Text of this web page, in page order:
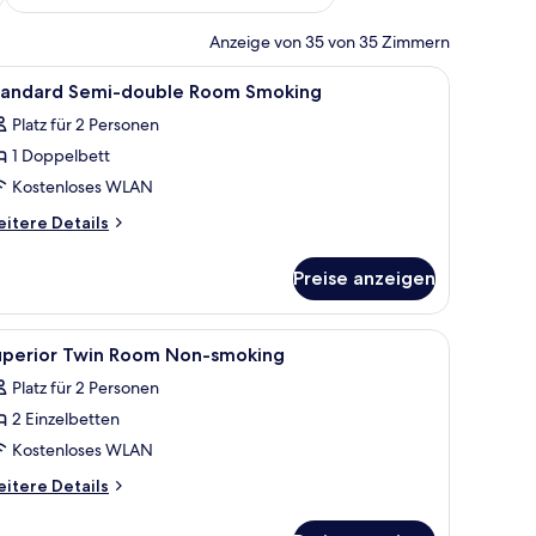
Anzeige von 35 von 35 Zimmern
Nachttisch mit Lampe, einem Sessel und einem Fenster mit Jalousien.
Ein Hotelzimmer mit Bett, Kopfstütze,
1 Semi-double Room Smoking
Platz für 2 Personen
1 Doppelbett
Kostenloses WLAN
Details
Preise anzeigen
und Wandleuchte. Ein Hotelzimmer mit zwei Betten, einem
1 Twin Room Non-smoking
Platz für 2 Personen
2 Einzelbetten
Kostenloses WLAN
Details